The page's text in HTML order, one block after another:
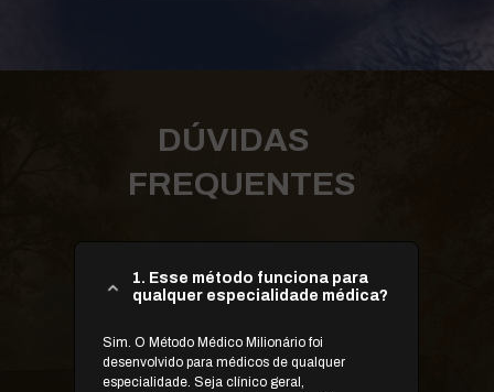
DÚVIDAS
FREQUENTES
1. Esse método funciona para
qualquer especialidade médica?
Sim. O Método Médico Milionário foi
desenvolvido para médicos de qualquer
especialidade. Seja clínico geral,